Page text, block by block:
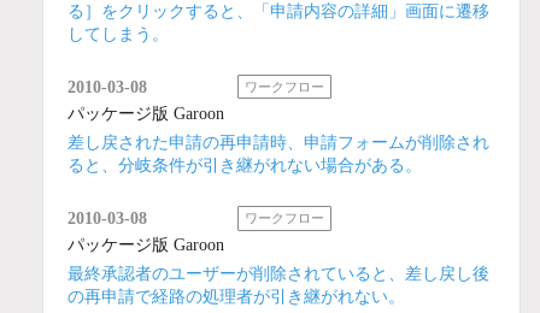
る］をクリックすると、「申請内容の詳細」画面に遷移
してしまう。
2010-03-08 ワークフロー
パッケージ版 Garoon
差し戻された申請の再申請時、申請フォームが削除され
ると、分岐条件が引き継がれない場合がある。
2010-03-08 ワークフロー
パッケージ版 Garoon
最終承認者のユーザーが削除されていると、差し戻し後
の再申請で経路の処理者が引き継がれない。